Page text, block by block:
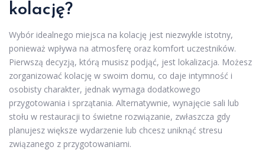
kolację?
Wybór idealnego miejsca na kolację jest niezwykle istotny,
ponieważ wpływa na atmosferę oraz komfort uczestników.
Pierwszą decyzją, którą musisz podjąć, jest lokalizacja. Możesz
zorganizować kolację w swoim domu, co daje intymność i
osobisty charakter, jednak wymaga dodatkowego
przygotowania i sprzątania. Alternatywnie, wynajęcie sali lub
stołu w restauracji to świetne rozwiązanie, zwłaszcza gdy
planujesz większe wydarzenie lub chcesz uniknąć stresu
związanego z przygotowaniami.